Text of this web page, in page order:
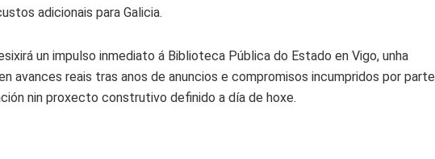
adicionais para Galicia.
un impulso inmediato á Biblioteca Pública do Estado en Vigo, unha
avances reais tras anos de anuncios e compromisos incumpridos por parte
nin proxecto construtivo definido a día de hoxe.